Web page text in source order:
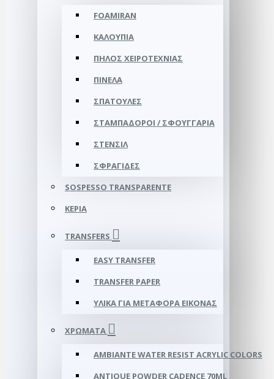
FOAMIRAN
ΚΑΛΟΎΠΙΑ
ΠΗΛΌΣ ΧΕΙΡΟΤΕΧΝΊΑΣ
ΠΙΝΈΛΑ
ΣΠΆΤΟΥΛΕΣ
ΣΤΑΜΠΑΔΌΡΟΙ / ΣΦΟΥΓΓΆΡΙΑ
ΣΤΈΝΣΙΛ
ΣΦΡΑΓΊΔΕΣ
SOSPESSO TRANSPARENTE
ΚΕΡΙΆ
TRANSFERS
EASY TRANSFER
TRANSFER PAPER
ΥΛΙΚΆ ΓΙΑ ΜΕΤΑΦΟΡΆ ΕΙΚΌΝΑΣ
ΧΡΏΜΑΤΑ
AMBIANTE WATER RESIST ACRYLIC COLORS
ANTIQUE POWDER CADENCE 70ML